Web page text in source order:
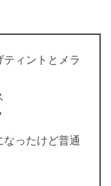
ィントとメラ
ったけど普通